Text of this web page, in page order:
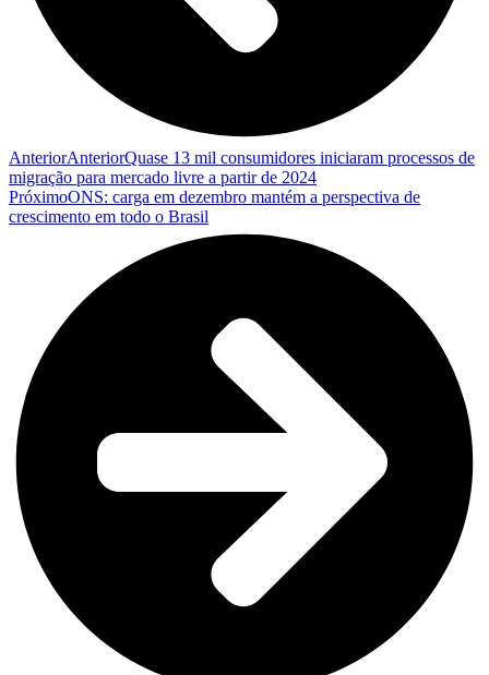
AnteriorAnteriorQuase 13 mil consumidores iniciaram processos de
migração para mercado livre a partir de 2024
PróximoONS: carga em dezembro mantém a perspectiva de
crescimento em todo o Brasil